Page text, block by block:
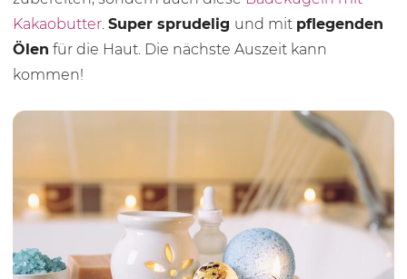
Kakaobutter. Super sprudelig und mit pflegenden
Ölen für die Haut. Die nächste Auszeit kann
kommen!